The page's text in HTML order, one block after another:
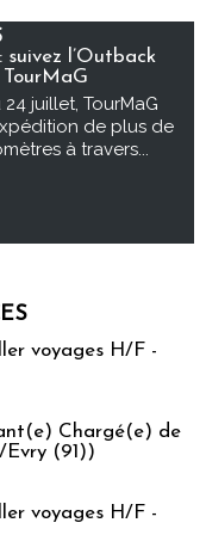
l’Outback
juillet, TourMaG
de plus de
à travers...
voyages H/F -
Chargé(e) de
Evry (91))
voyages H/F -